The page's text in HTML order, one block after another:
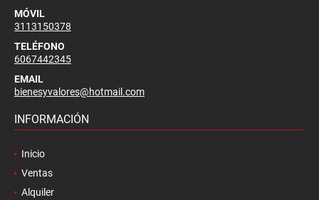
MÓVIL
3113150378
TELÉFONO
6067442345
EMAIL
bienesyvalores@hotmail.com
INFORMACIÓN
Inicio
Ventas
Alquiler